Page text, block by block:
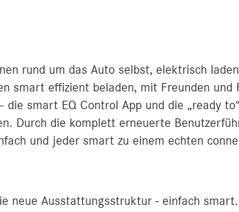
rund um das Auto selbst, elektrisch
smart effizient beladen, mit Freunden
die smart EQ Control App und die „ready
Durch die komplett erneuerte
und jeder smart zu einem echten
neue Ausstattungsstruktur - einfach